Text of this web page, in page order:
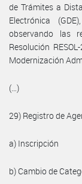
de Trámites a
Electrónica
observando las
Resolución
Modernización
(…)
29) Registro de
a) Inscripción
b) Cambio de